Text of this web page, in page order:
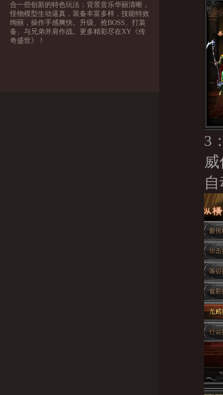
合一些创新的特色玩法；背景音乐华丽清晰，
怪物模型生动逼真，装备丰富多样，技能特效
绚丽，操作手感爽快。升级、抢BOSS、打装
备、与兄弟并肩作战。更多精彩尽在XY《传
奇盛世》！
3